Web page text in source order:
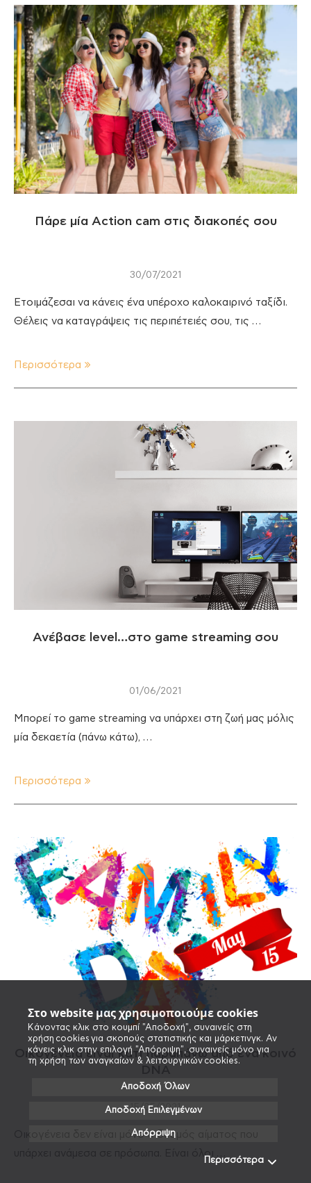
Στο website μας χρησιμοποιούμε cookies
Κάνοντας κλικ στο κουμπί "Αποδοχή", συναινείς στη
χρήση cookies για σκοπούς στατιστικής και μάρκετινγκ. Αν
κάνεις κλικ στην επιλογή "Απόρριψη", συναινείς μόνο για
τη χρήση των αναγκαίων & λειτουργικών cookies.
Αποδοχή Όλων
Αποδοχή Επιλεγμένων
Απόρριψη
Περισσότερα
Πάρε μία Action cam στις διακοπές σου
30/07/2021
Ετοιμάζεσαι να κάνεις ένα υπέροχο καλοκαιρινό ταξίδι.
Θέλεις να καταγράψεις τις περιπέτειές σου, τις …
Περισσότερα
Ανέβασε level…στο game streaming σου
01/06/2021
Μπορεί το game streaming να υπάρχει στη ζωή μας μόλις
μία δεκαετία (πάνω κάτω), …
Περισσότερα
Οικογένεια είναι κάτι παραπάνω από ένα κοινό
15/05/2021
Οικογένεια δεν είναι μόνο ο δεσμός αίματος που
υπάρχει ανάμεσα σε πρόσωπα. Είναι όλοι …